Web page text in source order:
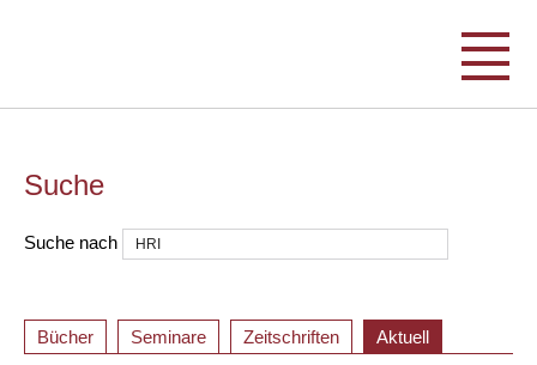
Suche
Suche nach
Bücher Seminare Zeitschriften Aktuell